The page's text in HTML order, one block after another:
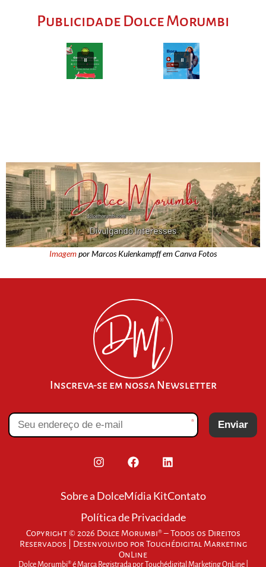
Publicidade Dolce Morumbi
Imagempor Marcos Kulenkampff em Canva Fotos
Inscreva-se em nossa Newsletter
* Enviar
Sobre a DolceMídia KitContato
Política de Privacidade
Copyright © 2026 Dolce Morumbi® – Todos os Direitos
Reservados | Desenvolvido por Touchédigital Marketing
OnLine
Dolce Morumbi® é Marca Registrada por Touchédigital Marketing OnLine |